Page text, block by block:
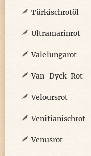
Türkischrotöl
Ultramarinrot
Valelungarot
Van-Dyck-Rot
Veloursrot
Venitianischrot
Venusrot